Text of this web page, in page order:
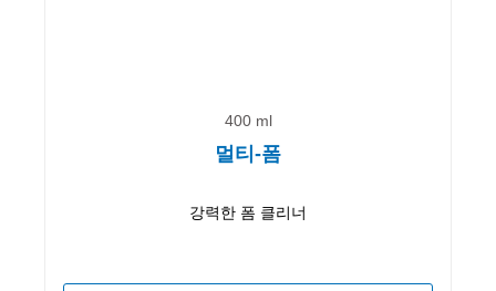
400 ml
멀티-폼
강력한 폼 클리너